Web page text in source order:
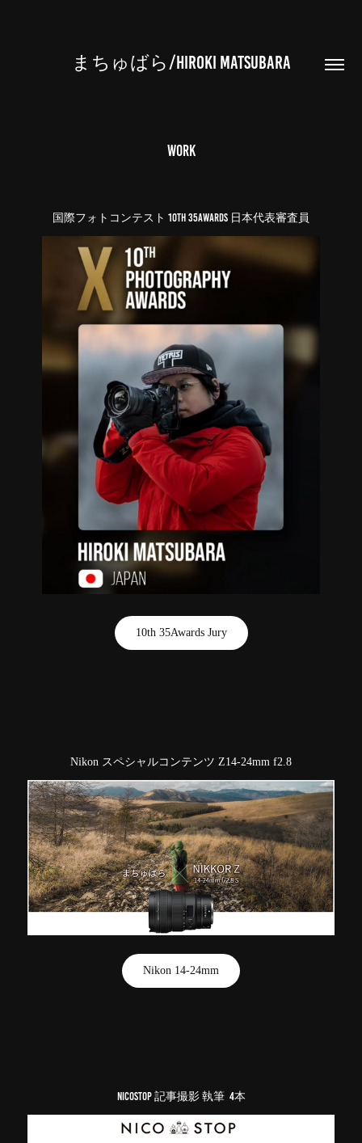
まちゅばら/HIROKI MATSUBARA
Work
国際フォトコンテスト 10th 35Awards 日本代表審査員
10th 35Awards Jury
Nikon スペシャルコンテンツ Z14-24mm f2.8
Nikon 14-24mm
NICOSTOP 記事撮影 執筆 4本